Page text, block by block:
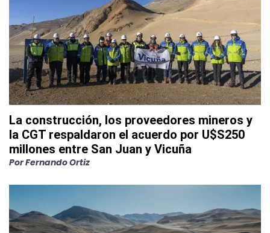
La construcción, los proveedores mineros y
la CGT respaldaron el acuerdo por U$S250
millones entre San Juan y Vicuña
PorFernando Ortiz